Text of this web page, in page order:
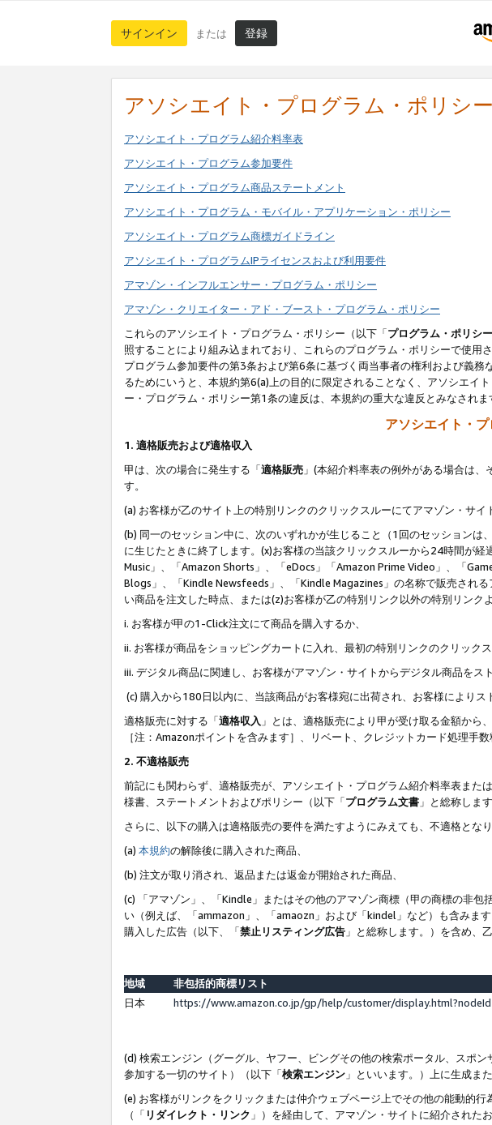
サインイン または 登録
アソシエイト・プログラム・ポリシー
アソシエイト・プログラム紹介料率表
アソシエイト・プログラム参加要件
アソシエイト・プログラム商品ステートメント
アソシエイト・プログラム・モバイル・アプリケーション・ポリシー
アソシエイト・プログラム商標ガイドライン
アソシエイト・プログラムIPライセンスおよび利用要件
アマゾン・インフルエンサー・プログラム・ポリシー
アマゾン・クリエイター・アド・ブースト・プログラム・ポリシー
これらのアソシエイト・プログラム・ポリシー（以下「プログラム・ポリシー
照することにより組み込まれており、これらのプログラム・ポリシーで使用
プログラム参加要件の第3条および第6条に基づく両当事者の権利および義
るためにいうと、本規約第6(a)上の目的に限定されることなく、アソシエイ
ー・プログラム・ポリシー第1条の違反は、本規約の重大な違反とみなされま
アソシエイト・
1. 適格販売および適格収入
甲は、次の場合に発生する「適格販売 」(本紹介料率表の例外がある場合は
す。
(a) お客様が乙のサイト上の特別リンクのクリックスルーにてアマゾン・サイ
(b) 同一のセッション中に、次のいずれかが生じること（1回のセッション
に生じたときに終了します。(x)お客様の当該クリックスルーから24時間が
Music」、「Amazon Shorts」、「eDocs」「Amazon Prime Video」、「
Blogs」、「Kindle Newsfeeds」、「Kindle Magazines」の名称で販売され
い商品を注文した時点、または(z)お客様が乙の特別リンク以外の特別リンク
i. お客様が甲の1-Click注文にて商品を購入するか、
ii. お客様が商品をショッピングカートに入れ、最初の特別リンクのクリッ
iii. デジタル商品に関連し、お客様がアマゾン・サイトからデジタル商品をス
(c) 購入から180日以内に、当該商品がお客様宛に出荷され、お客様により
適格販売に対する「適格収入 」とは、適格販売により甲が受け取る金額から
［注：Amazonポイントを含みます］、リベート、クレジットカード処理手
2. 不適格販売
前記にも関わらず、適格販売が、アソシエイト・プログラム紹介料率表ま
様書、ステートメントおよびポリシー（以下「プログラム文書 」と総称しま
さらに、以下の購入は適格販売の要件を満たすようにみえても、不適格とな
(a) 本規約の解除後に購入された商品、
(b) 注文が取り消され、返品または返金が開始された商品、
(c) 「アマゾン」、「Kindle」またはその他のアマゾン商標（甲の商標の非
い（例えば、「ammazon」、「amaozn」および「kindel」など）も含みま
購入した広告（以下、「禁止リスティング広告 」と総称します。）を含め、
地域
非包括的商標リスト
日本
https://www.amazon.co.jp/gp/help/customer/
(d) 検索エンジン（グーグル、ヤフー、ビングその他の検索ポータル、スポ
参加する一切のサイト）（以下「検索エンジン 」といいます。）上に生成ま
(e) お客様がリンクをクリックまたは仲介ウェブページ上でその他の能動的
（「 リダイレクト・リンク 」）を経由して、アマゾン・サイトに紹介された